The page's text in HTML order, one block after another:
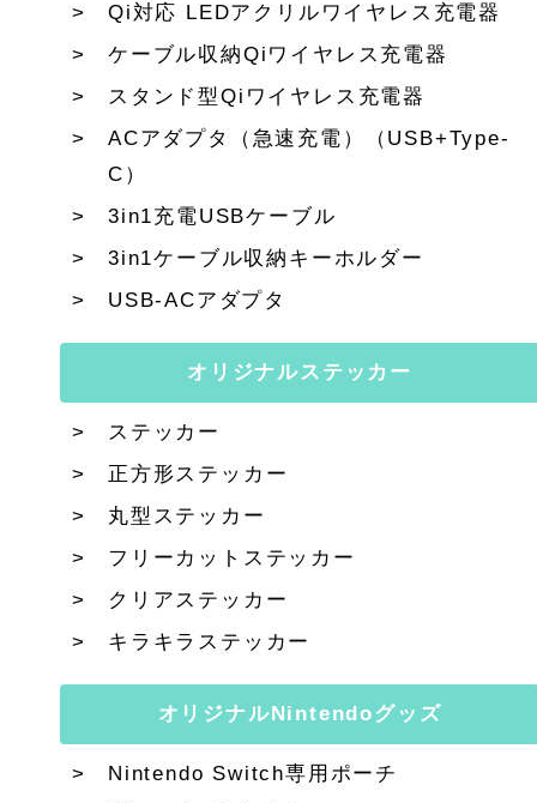
Qi対応 LEDアクリルワイヤレス充電器
ケーブル収納Qiワイヤレス充電器
スタンド型Qiワイヤレス充電器
ACアダプタ（急速充電）（USB+Type-
C）
3in1充電USBケーブル
3in1ケーブル収納キーホルダー
USB-ACアダプタ
オリジナルステッカー
ステッカー
正方形ステッカー
丸型ステッカー
フリーカットステッカー
クリアステッカー
キラキラステッカー
オリジナルNintendoグッズ
Nintendo Switch専用ポーチ